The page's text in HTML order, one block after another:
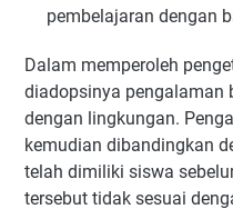
pembelajaran dengan
Dalam memperoleh
diadopsinya pengalaman
dengan lingkungan.
kemudian dibandingkan
telah dimiliki siswa
tersebut tidak sesuai